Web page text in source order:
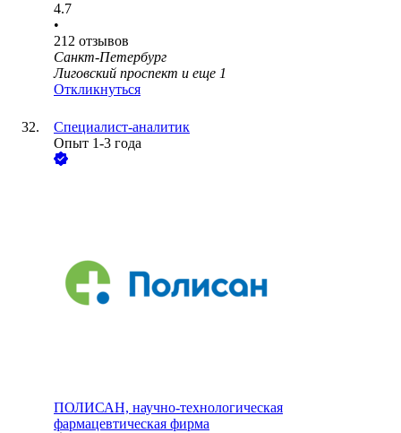
4.7
•
212 отзывов
Санкт-Петербург
Лиговский проспект и еще 1
Откликнуться
Специалист-аналитик
Опыт 1-3 года
ПОЛИСАН, научно-технологическая
фармацевтическая фирма